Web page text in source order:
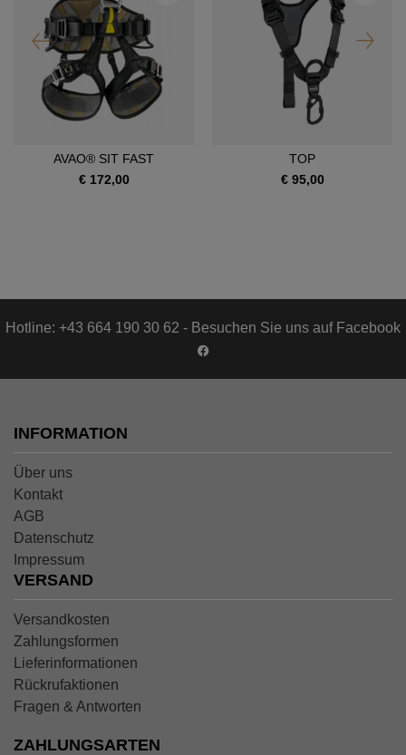
AVAO® SIT FAST
€ 172,00
TOP
€ 95,00
Hotline: +43 664 190 30 62 - Besuchen Sie uns auf Facebook
INFORMATION
Über uns
Kontakt
AGB
Datenschutz
Impressum
VERSAND
Versandkosten
Zahlungsformen
Lieferinformationen
Rückrufaktionen
Fragen & Antworten
ZAHLUNGSARTEN